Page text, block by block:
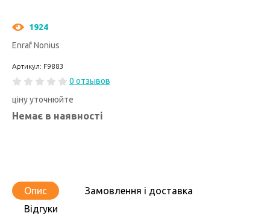
1924
Enraf Nonius
Артикул: F9883
0 отзывов
ціну уточнюйте
Немає в наявності
Опис
Замовлення і доставка
Відгуки